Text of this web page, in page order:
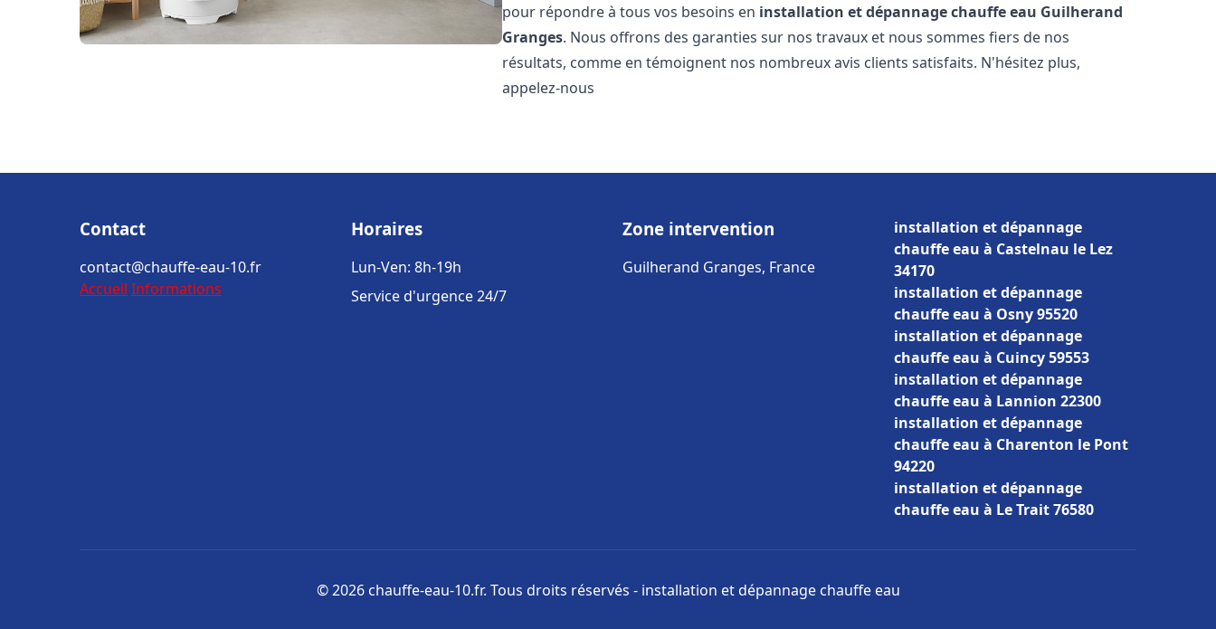
pour répondre à tous vos besoins en installation et dépannage chauffe eau Guilherand
Granges. Nous offrons des garanties sur nos travaux et nous sommes fiers de nos
résultats, comme en témoignent nos nombreux avis clients satisfaits. N'hésitez plus,
appelez-nous
Contact
contact@chauffe-eau-10.fr
Accueil Informations
Horaires
Lun-Ven: 8h-19h
Service d'urgence 24/7
Zone intervention
Guilherand Granges, France
installation et dépannage
chauffe eau à Castelnau le Lez
34170
installation et dépannage
chauffe eau à Osny 95520
installation et dépannage
chauffe eau à Cuincy 59553
installation et dépannage
chauffe eau à Lannion 22300
installation et dépannage
chauffe eau à Charenton le Pont
94220
installation et dépannage
chauffe eau à Le Trait 76580
© 2026 chauffe-eau-10.fr. Tous droits réservés - installation et dépannage chauffe eau